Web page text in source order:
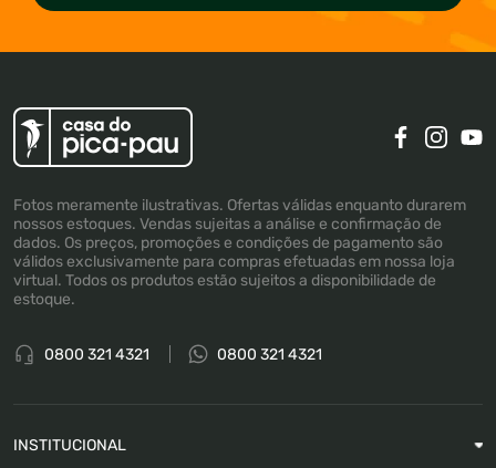
Fotos meramente ilustrativas. Ofertas válidas enquanto durarem
nossos estoques. Vendas sujeitas a análise e confirmação de
dados. Os preços, promoções e condições de pagamento são
válidos exclusivamente para compras efetuadas em nossa loja
virtual. Todos os produtos estão sujeitos a disponibilidade de
estoque.
0800 321 4321 0800 321 4321
INSTITUCIONAL